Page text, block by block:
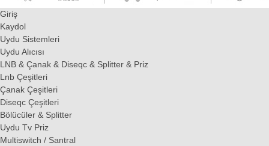
Giriş
Kaydol
Uydu Sistemleri
Uydu Alıcısı
LNB & Çanak & Diseqc & Splitter & Priz
Lnb Çeşitleri
Çanak Çeşitleri
Diseqc Çeşitleri
Bölücüler & Splitter
Uydu Tv Priz
Multiswitch / Santral